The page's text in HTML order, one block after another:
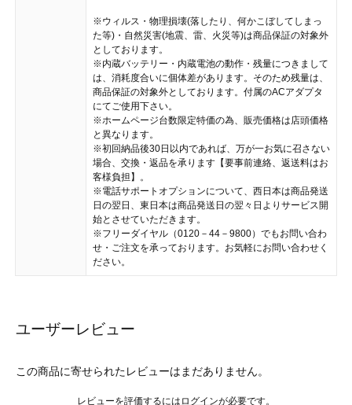
※ウィルス・物理損壊(落したり、何かこぼしてしまっ
た等)・自然災害(地震、雷、火災等)は商品保証の対象外
としております。
※内蔵バッテリー・内蔵電池の動作・残量につきまして
は、消耗度合いに個体差があります。そのため残量は、
商品保証の対象外としております。付属のACアダプタ
にてご使用下さい。
※ホームページ台数限定特価の為、販売価格は店頭価格
と異なります。
※初回納品後30日以内であれば、万が一お気に召さない
場合、交換・返品を承ります【要事前連絡、返送料はお
客様負担】。
※電話サポートオプションについて、西日本は商品発送
日の翌日、東日本は商品発送日の翌々日よりサービス開
始とさせていただきます。
※フリーダイヤル（0120－44－9800）でもお問い合わ
せ・ご注文を承っております。お気軽にお問い合わせく
ださい。
ユーザーレビュー
この商品に寄せられたレビューはまだありません。
レビューを評価するには ログインが必要です。